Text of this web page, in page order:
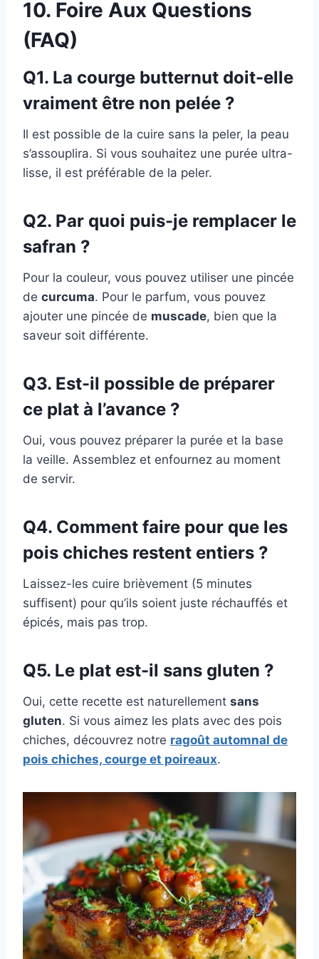
10. Foire Aux Questions
(FAQ)
Q1. La courge butternut doit-elle
vraiment être non pelée ?
Il est possible de la cuire sans la peler, la peau
s’assouplira. Si vous souhaitez une purée ultra-
lisse, il est préférable de la peler.
Q2. Par quoi puis-je remplacer le
safran ?
Pour la couleur, vous pouvez utiliser une pincée
de curcuma. Pour le parfum, vous pouvez
ajouter une pincée de muscade, bien que la
saveur soit différente.
Q3. Est-il possible de préparer
ce plat à l’avance ?
Oui, vous pouvez préparer la purée et la base
la veille. Assemblez et enfournez au moment
de servir.
Q4. Comment faire pour que les
pois chiches restent entiers ?
Laissez-les cuire brièvement (5 minutes
suffisent) pour qu’ils soient juste réchauffés et
épicés, mais pas trop.
Q5. Le plat est-il sans gluten ?
Oui, cette recette est naturellement sans
gluten. Si vous aimez les plats avec des pois
chiches, découvrez notre ragoût automnal de
pois chiches, courge et poireaux.